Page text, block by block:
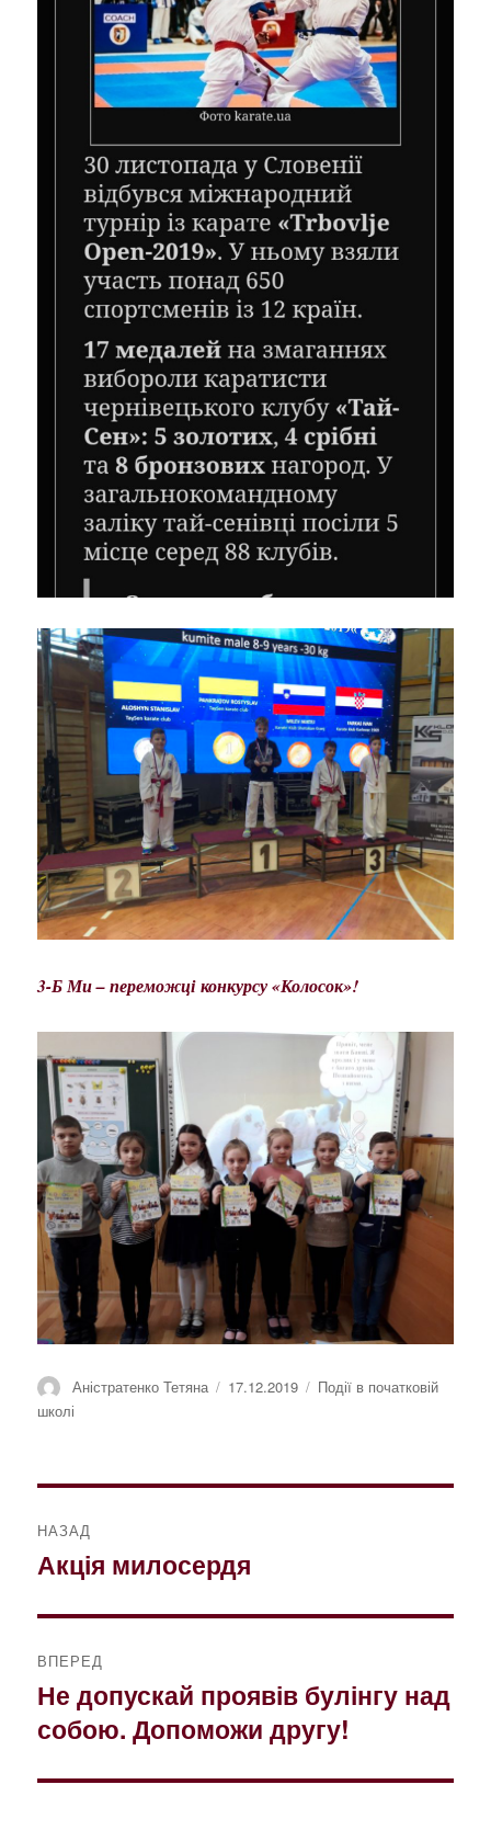
3-Б Ми – переможціконкурсу «Колосок»!
Автор
Аністратенко Тетяна Оприлюднено
17.12.2019 Категорії
Події в початковій
школі
записів
НАЗАД
Попередній
Акція милосердя
ВПЕРЕД
Наступний
запис:
Не допускай проявів булінгу над
собою. Допоможи другу!